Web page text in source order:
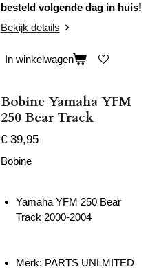
besteld volgende dag in huis!
Bekijk details
In winkelwagen
Bobine Yamaha YFM
250 Bear Track
€ 39,95
Bobine
Yamaha YFM 250 Bear
Track 2000-2004
Merk: PARTS UNLMITED